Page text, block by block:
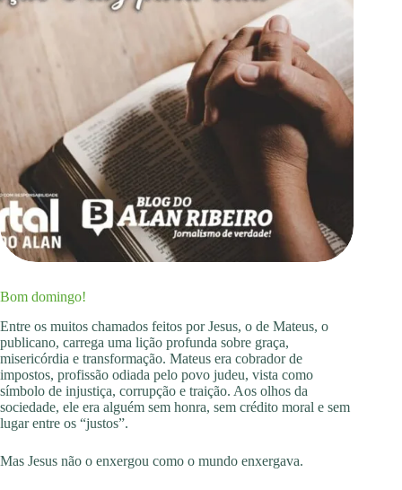
Bom domingo!
Entre os muitos chamados feitos por Jesus, o de Mateus, o
publicano, carrega uma lição profunda sobre graça,
misericórdia e transformação. Mateus era cobrador de
impostos, profissão odiada pelo povo judeu, vista como
símbolo de injustiça, corrupção e traição. Aos olhos da
sociedade, ele era alguém sem honra, sem crédito moral e sem
lugar entre os “justos”.
Mas Jesus não o enxergou como o mundo enxergava.